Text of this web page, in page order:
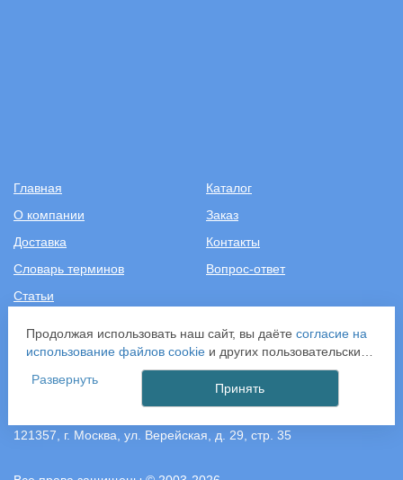
Главная
Каталог
О компании
Заказ
Доставка
Контакты
Словарь терминов
Вопрос-ответ
Статьи
+7 (499) 343-2081
ООО «САНТЕХПОСТАВКА»
121357, г. Москва, ул. Верейская, д. 29, стр. 35
Продолжая использовать наш сайт, вы даёте согласие на
использование файлов cookieи других пользовательских
данных (включая IP-адрес, сведения о местоположении,
устройстве, действиях на сайте и т. п.) для
функционирования сайта, проведения статистических
исследований, ретаргетинга и использования систем
аналитики (например, Яндекс.Метрика), в соответствии с
Развернуть
Принять